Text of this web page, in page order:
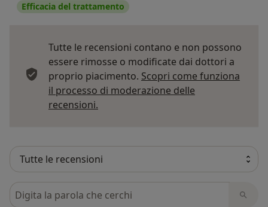
Efficacia del trattamento
Tutte le recensioni contano e non possono
essere rimosse o modificate dai dottori a
proprio piacimento. Scopri come funziona
il processo di moderazione delle
recensioni.
Cerca nelle recensioni